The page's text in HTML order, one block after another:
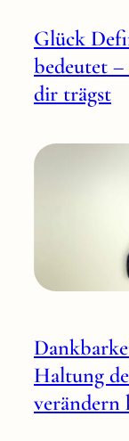
Glück
bedeutet
dir trägst
Haltung
verändern